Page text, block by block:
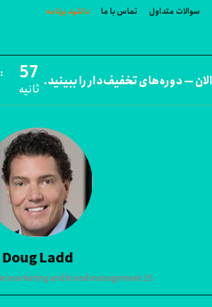
سوالات متداول تماس با ما دانلود برنامه
— دوره‌های تخفیف‌دار را ببینید.
:
ثانیه
Doug Ladd
25 years of experience in marketing and brand management